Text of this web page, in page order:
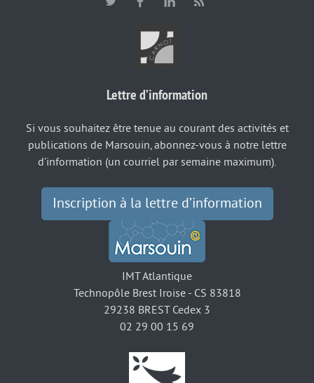
Lettre d’information
Si vous souhaitez être tenue au courant des activités et
publications de Marsouin, abonnez-vous à notre lettre
d’information (un courriel par semaine maximum).
Inscription à la lettre d’information
IMT Atlantique
Technopôle Brest Iroise - CS 83818
29238 BREST Cedex 3
02 29 00 15 69